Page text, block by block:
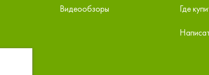
тел: +7 (343) 385-60-29
тел:
Видеообзоры Где